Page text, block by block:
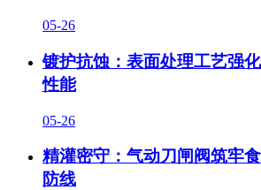
05-26
镀护抗蚀：表面处理工艺强
性能
05-26
精灌密守：气动刀闸阀筑牢
防线